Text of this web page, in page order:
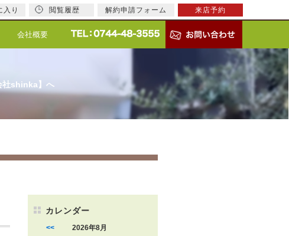
会社概要
社shinka】へ
カレンダー
<<
2026年8月
入り 閲覧履歴 解約申請フォーム 来店予約